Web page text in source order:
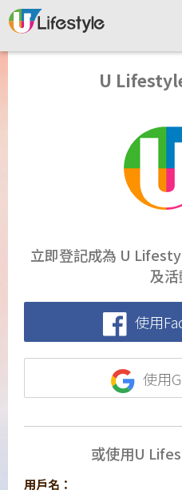
U
立即登記成為 U
及活
使用
使用
或使用U
用戶名：